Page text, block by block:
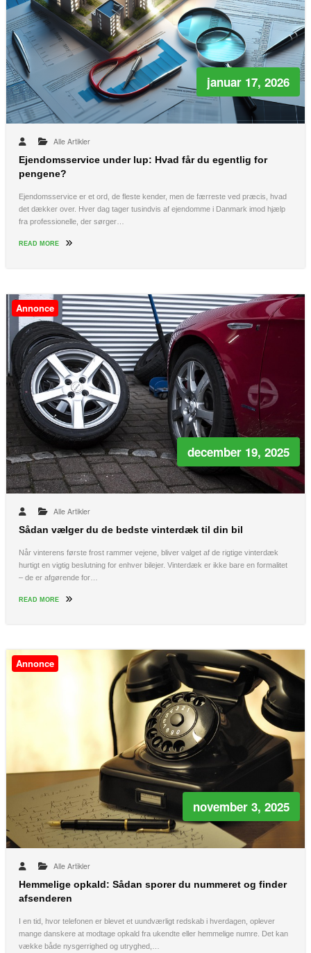
januar 17, 2026
Alle Artikler
Ejendomsservice under lup: Hvad får du egentlig for
pengene?
Ejendomsservice er et ord, de fleste kender, men de færreste ved præcis, hvad
det dækker over. Hver dag tager tusindvis af ejendomme i Danmark imod hjælp
fra professionelle, der sørger…
READ MORE
Annonce
december 19, 2025
Alle Artikler
Sådan vælger du de bedste vinterdæk til din bil
Når vinterens første frost rammer vejene, bliver valget af de rigtige vinterdæk
hurtigt en vigtig beslutning for enhver bilejer. Vinterdæk er ikke bare en formalitet
– de er afgørende for…
READ MORE
Annonce
november 3, 2025
Alle Artikler
Hemmelige opkald: Sådan sporer du nummeret og finder
afsenderen
I en tid, hvor telefonen er blevet et uundværligt redskab i hverdagen, oplever
mange danskere at modtage opkald fra ukendte eller hemmelige numre. Det kan
vække både nysgerrighed og utryghed,…